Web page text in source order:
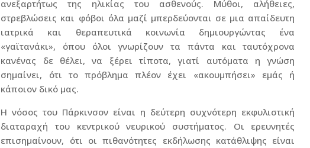
ανεξαρτήτως της ηλικίας του ασθενούς. Μύθοι, αλήθειες,
στρεβλώσεις και φόβοι όλα μαζί μπερδεύονται σε μια απαίδευτη
ιατρικά και θεραπευτικά κοινωνία δημιουργώντας ένα
«γαϊτανάκι», όπου όλοι γνωρίζουν τα πάντα και ταυτόχρονα
κανένας δε θέλει, να ξέρει τίποτα, γιατί αυτόματα η γνώση
σημαίνει, ότι το πρόβλημα πλέον έχει «ακουμπήσει» εμάς ή
κάποιον δικό μας.
Η νόσος του Πάρκινσον είναι η δεύτερη συχνότερη εκφυλιστική
διαταραχή του κεντρικού νευρικού συστήματος. Οι ερευνητές
επισημαίνουν, ότι οι πιθανότητες εκδήλωσης κατάθλιψης είναι